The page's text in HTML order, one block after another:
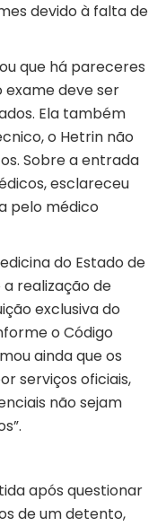
devido à falta de
que há pareceres
exame deve ser
Ela também
o Hetrin não
Sobre a entrada
esclareceu
pelo médico
do Estado de
realização de
exclusiva do
o Código
ainda que os
serviços oficiais,
não sejam
após questionar
de um detento,